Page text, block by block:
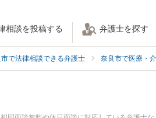
相談を投稿する 弁護士を探す
で法律相談できる弁護士 奈良市で医療・